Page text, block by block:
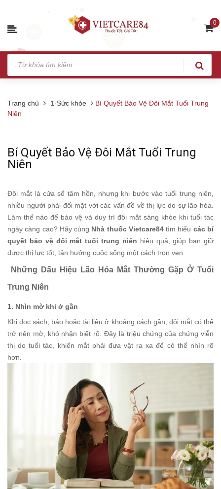
0
Trang chủ 1-Sức khỏe
Bí Quyết Bảo Vệ Đôi Mắt Tuổi Trung
Niên
Bí Quyết Bảo Vệ Đôi Mắt Tuổi Trung
Niên
Đôi mắt là cửa sổ tâm hồn, nhưng khi bước vào tuổi trung niên,
nhiều người phải đối mặt với các vấn đề về thị lực do sự lão hóa.
Làm thế nào để bảo vệ và duy trì đôi mắt sáng khỏe khi tuổi tác
ngày càng cao? Hãy cùng Nhà thuốc Vietcare84tìm hiểu các bí
quyết bảo vệ đôi mắt tuổi trung niên hiệu quả, giúp bạn giữ
được thị lực tốt, tận hưởng cuộc sống một cách trọn vẹn.
Những Dấu Hiệu Lão Hóa Mắt Thường Gặp Ở Tuổi
Trung Niên
1. Nhìn mờ khi ở gần
Khi đọc sách, báo hoặc tài liệu ở khoảng cách gần, đôi mắt có thể
trở nên mờ, khó nhận biết rõ. Đây là triệu chứng của chứng viễn
thị do tuổi tác, khiến mắt phải đưa vật ra xa để có thể nhìn rõ
hơn.